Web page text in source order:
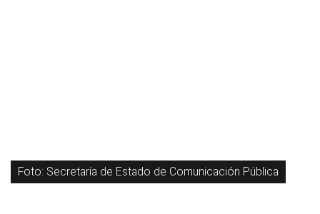
Foto: Secretaría de Estado de Comunicación Pública